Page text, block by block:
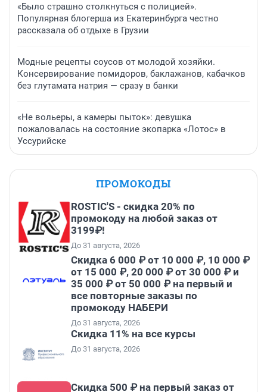
«Было страшно столкнуться с полицией».
Популярная блогерша из Екатеринбурга честно
рассказала об отдыхе в Грузии
Модные рецепты соусов от молодой хозяйки.
Консервирование помидоров, баклажанов, кабачков
без глутамата натрия — сразу в банки
«Не вольеры, а камеры пыток»: девушка
пожаловалась на состояние экопарка «Лотос» в
Уссурийске
ПРОМОКОДЫ
ROSTIC'S - скидка 20% по
промокоду на любой заказ от
3199₽!
До 31 августа, 2026
Скидка 6 000 ₽ от 10 000 ₽, 10 000 ₽
от 15 000 ₽, 20 000 ₽ от 30 000 ₽ и
35 000 ₽ от 50 000 ₽ на первый и
все повторные заказы по
промокоду НАБЕРИ
До 31 августа, 2026
Скидка 11% на все курсы
До 31 августа, 2026
Скидка 500 ₽ на первый заказ от